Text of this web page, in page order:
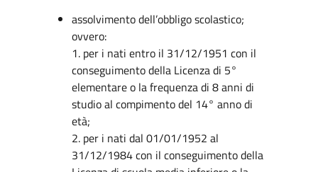
assolvimento dell’obbligo scolastico;
ovvero:
1. per i nati entro il 31/12/1951 con il
conseguimento della Licenza di 5°
elementare o la frequenza di 8 anni di
studio al compimento del 14° anno di
età;
2. per i nati dal 01/01/1952 al
31/12/1984 con il conseguimento della